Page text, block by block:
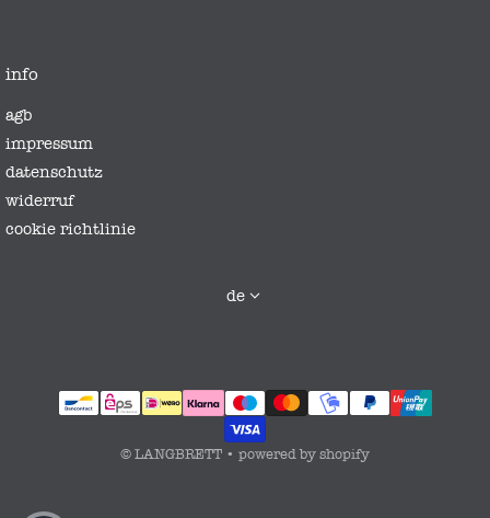
info
agb
impressum
datenschutz
widerruf
cookie richtlinie
sprache
de
zahlungsmethoden
© LANGBRETT • powered by shopify